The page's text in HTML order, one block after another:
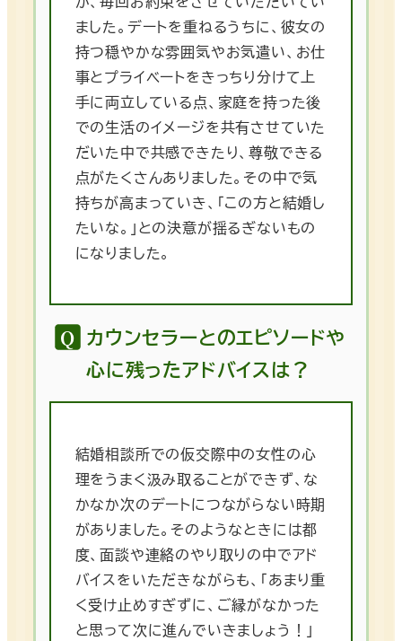
ました。デートを重ねるうちに、彼女の
持つ穏やかな雰囲気やお気遣い、お仕
事とプライベートをきっちり分けて上
手に両立している点、家庭を持った後
での生活のイメージを共有させていた
だいた中で共感できたり、尊敬できる
点がたくさんありました。その中で気
持ちが高まっていき、「この方と結婚し
たいな。」との決意が揺るぎないもの
になりました。
カウンセラーとのエピソードや
心に残ったアドバイスは？
結婚相談所での仮交際中の女性の心
理をうまく汲み取ることができず、な
かなか次のデートにつながらない時期
がありました。そのようなときには都
度、面談や連絡のやり取りの中でアド
バイスをいただきながらも、「あまり重
く受け止めすぎずに、ご縁がなかった
と思って次に進んでいきましょう！」